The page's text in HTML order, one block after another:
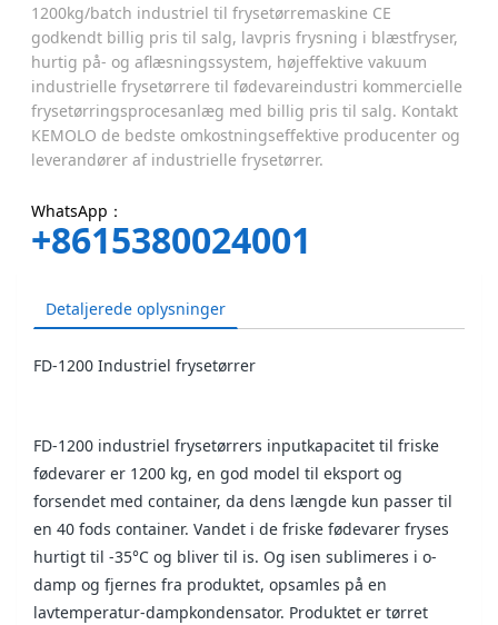
1200kg/batch industriel til frysetørremaskine CE
godkendt billig pris til salg, lavpris frysning i blæstfryser,
hurtig på- og aflæsningssystem, højeffektive vakuum
industrielle frysetørrere til fødevareindustri kommercielle
frysetørringsprocesanlæg med billig pris til salg. Kontakt
KEMOLO de bedste omkostningseffektive producenter og
leverandører af industrielle frysetørrer.
WhatsApp：
+8615380024001
Detaljerede oplysninger
FD-1200 Industriel frysetørrer
FD-1200 industriel frysetørrers inputkapacitet til friske
fødevarer er 1200 kg, en god model til eksport og
forsendet med container, da dens længde kun passer til
en 40 fods container. Vandet i de friske fødevarer fryses
hurtigt til -35°C og bliver til is. Og isen sublimeres i o-
damp og fjernes fra produktet, opsamles på en
lavtemperatur-dampkondensator. Produktet er tørret